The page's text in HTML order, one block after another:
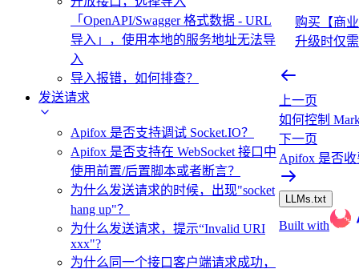
「OpenAPI/Swagger 格式数据 - URL
导入」，使用本地的服务地址无法导
入
导入报错，如何排查？
发送请求
Apifox 是否支持调试 Socket.IO？
Apifox 是否支持在 WebSocket 接口中
使用前置/后置脚本或者断言？
为什么发送请求的时候，出现"socket
hang up"？
为什么发送请求，提示“Invalid URI
xxx"?
为什么同一个接口客户端请求成功，
购买【商
升级时仅
上一页
如何控制
下一页
Apifox 是否
LLMs.txt
Built with